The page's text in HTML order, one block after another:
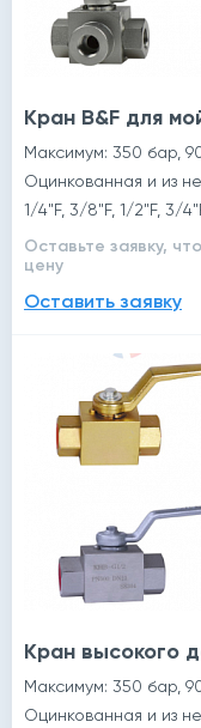
Кран B&F для
Максимум: 350 бар,
Оцинкованная и из
1/4"F, 3/8"F, 1/2"F, 3/
Оставьте заявку,
цену
Оставить заявку
Кран высокого
Максимум: 350 бар,
Оцинкованная и из